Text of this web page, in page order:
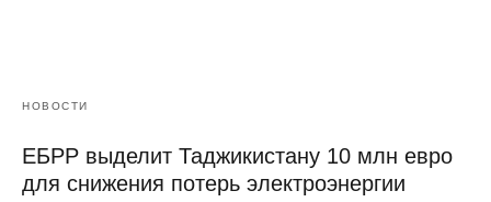
НОВОСТИ
ЕБРР выделит Таджикистану 10 млн евро
для снижения потерь электроэнергии